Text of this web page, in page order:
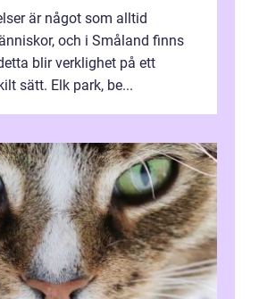
är något som alltid
och i Småland finns
blir verklighet på ett
sätt. Elk park, be...